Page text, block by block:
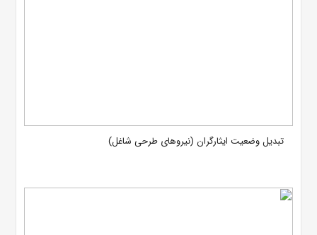
تبدیل وضعیت ایثارگران (نیروهای طرحی شاغل)